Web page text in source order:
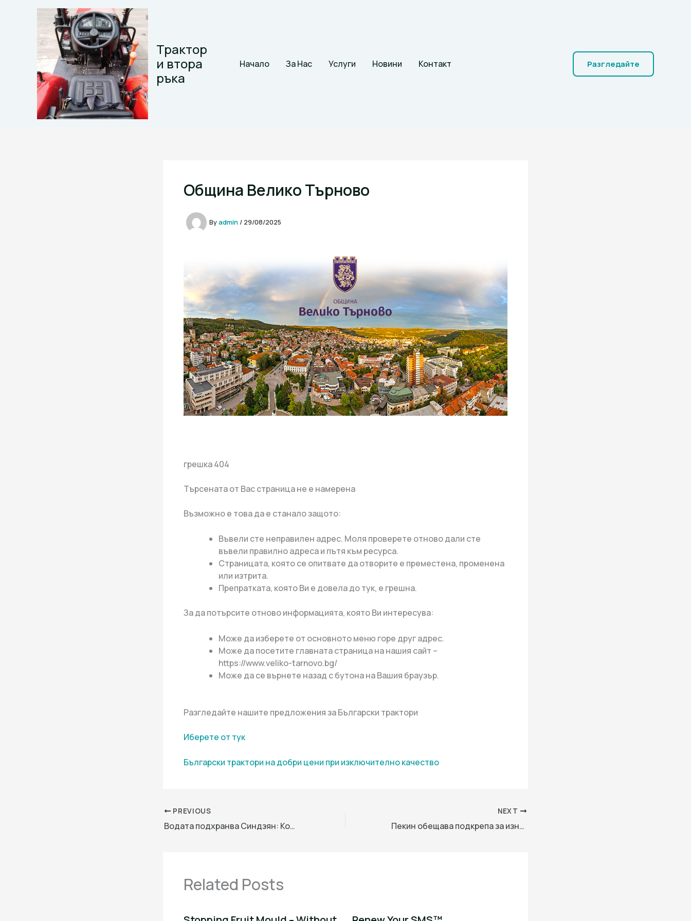
Трактор
и втора
ръка
Начало За Нас Услуги Новини Контакт Разгледайте
Община Велико Търново
Byadmin / 29/08/2025
грешка 404
Търсената от Вас страница не е намерена
Възможно е това да е станало защото:
Въвели сте неправилен адрес. Моля проверете отново дали сте
въвели правилно адреса и пътя към ресурса.
Страницата, която се опитвате да отворите е преместена, променена
или изтрита.
Препратката, която Ви е довела до тук, е грешна.
За да потърсите отново информацията, която Ви интересува:
Може да изберете от основното меню горе друг адрес.
Може да посетите главната страница на нашия сайт –
https://www.veliko-tarnovo.bg/
Може да се върнете назад с бутона на Вашия браузър.
Разгледайте нашите предложения за Български трактори
Иберете от тук
Български трактори на добри цени при изключително качество
PREVIOUS
Водата подхранва Синдзян: Кодът за оцеляване на оазисните цивилизации
NEXT
Пекин обещава подкрепа за износителите
Related Posts